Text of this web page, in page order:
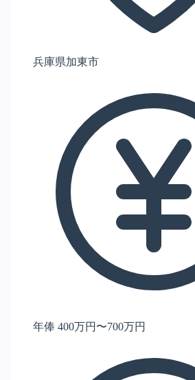
兵庫県加東市
年俸 400万円〜700万円